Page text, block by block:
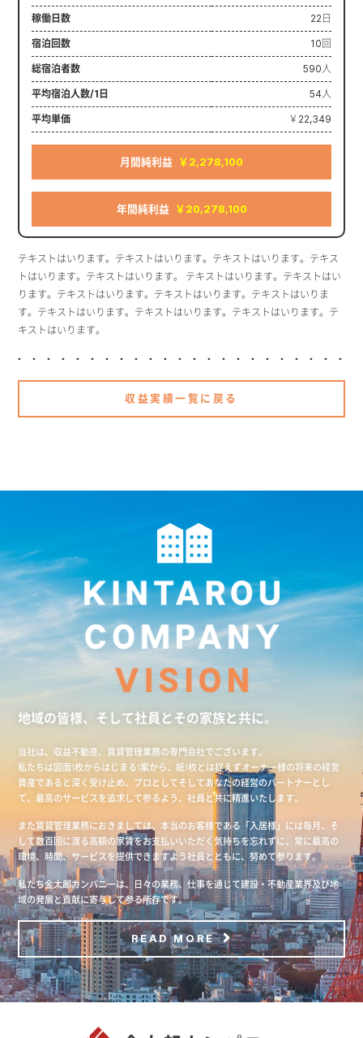
稼働日数 22日
宿泊回数 10回
総宿泊者数 590人
平均宿泊人数/1日 54人
平均単価 ￥22,349
月間純利益 ￥2,278,100
年間純利益 ￥20,278,100
テキストはいります。テキストはいります。テキストはいります。テキス
トはいります。テキストはいります。 テキストはいります。テキストはい
ります。テキストはいります。テキストはいります。テキストはいりま
す。テキストはいります。テキストはいります。テキストはいります。テ
キストはいります。
収益実績一覧に戻る
地域の皆様、そして社員とその家族と共に。
当社は、収益不動産、賃貸管理業務の専門会社でございます。
私たちは図面1枚からはじまる1案から、紙1枚とは捉えずオーナー様の将来の経営
資産であると深く受け止め、プロとしてそしてあなたの経営のパートナーとし
て、最高のサービスを追求して参るよう、社員と共に精進いたします。
また賃貸管理業務におきましては、本当のお客様である「入居様」には毎月、そ
して数百回に渡る高額の家賃をお支払いいただく気持ちを忘れずに、常に最高の
環境、時間、サービスを提供できますよう社員とともに、努めて参ります。
私たち金太郎カンパニーは、日々の業務、仕事を通じて建設・不動産業界及び地
域の発展と貢献に寄与して参る所存です。
READ MORE